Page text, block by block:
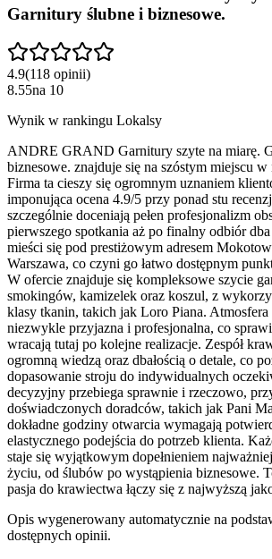
Garnitury ślubne i biznesowe.
4.9(118 opinii)
8.55na 10
Wynik w rankingu Lokalsy
ANDRE GRAND Garnitury szyte na miarę.
biznesowe. znajduje się na szóstym miejscu
Firma ta cieszy się ogromnym uznaniem
imponująca ocena 4.9/5 przy ponad stu
szczególnie doceniają pełen profesjonalizm
pierwszego spotkania aż po finalny odbiór
mieści się pod prestiżowym adresem
Warszawa, co czyni go łatwo dostępnym
W ofercie znajduje się kompleksowe szycie
smokingów, kamizelek oraz koszul, z
klasy tkanin, takich jak Loro Piana.
niezwykle przyjazna i profesjonalna, co
wracają tutaj po kolejne realizacje. Zespół
ogromną wiedzą oraz dbałością o detale, co
dopasowanie stroju do indywidualnych
decyzyjny przebiega sprawnie i rzeczowo,
doświadczonych doradców, takich jak Pani
dokładne godziny otwarcia wymagają
elastycznego podejścia do potrzeb klienta.
staje się wyjątkowym dopełnieniem
życiu, od ślubów po wystąpienia biznesowe.
pasja do krawiectwa łączy się z najwyższą
Opis wygenerowany automatycznie na
dostępnych opinii.